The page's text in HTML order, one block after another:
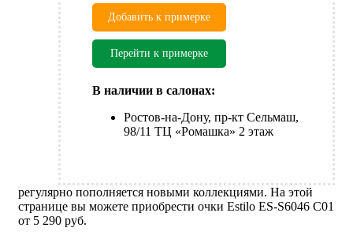
Добавить к примерке
Перейти к примерке
В наличии в салонах:
Ростов-на-Дону, пр-кт Сельмаш,
98/11 ТЦ «Ромашка» 2 этаж
регулярно пополняется новыми коллекциями. На этой
странице вы можете приобрести очки Estilo ES-S6046 C01
от 5 290 руб.